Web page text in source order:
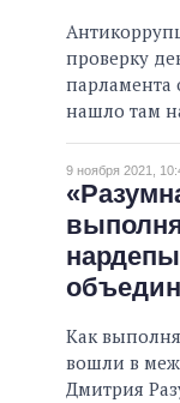
проверку
парламента
нашло там
9 ноября 2021,
Как
вошли в
Дмитрия